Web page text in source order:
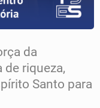
da
riqueza,
Santo para